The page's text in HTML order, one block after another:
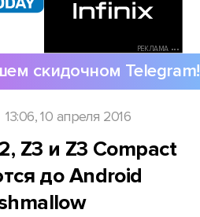
РЕКЛАМА •••
скидочном Telegram!
13:06, 10 апреля 2016
Z3 и Z3 Compact
до Android